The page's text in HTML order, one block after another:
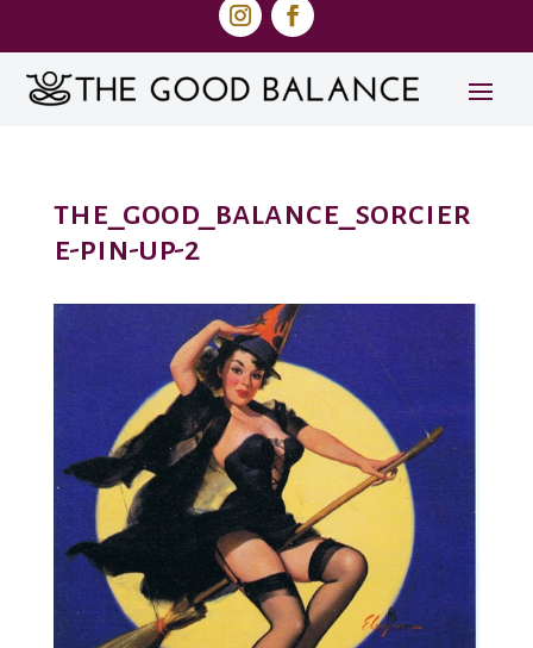
the_good_balance_sorcier
e-pin-up-2